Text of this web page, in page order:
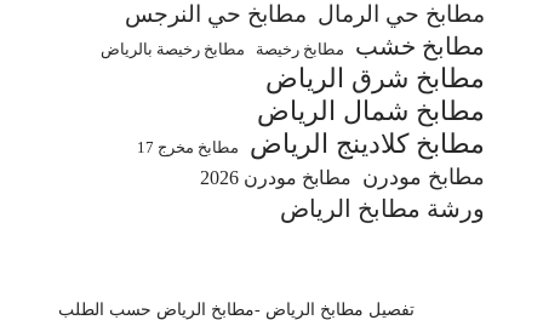
مطابخ حي الرمال مطابخ حي النرجس
مطابخ خشب مطابخ رخيصة مطابخ رخيصة بالرياض
مطابخ شرق الرياض
مطابخ شمال الرياض
مطابخ كلادينج الرياض
مطابخ مخرج 17
مطابخ مودرن مطابخ مودرن 2026
ورشة مطابخ الرياض
تفصيل مطابخ الرياض -مطابخ الرياض حسب الطلب